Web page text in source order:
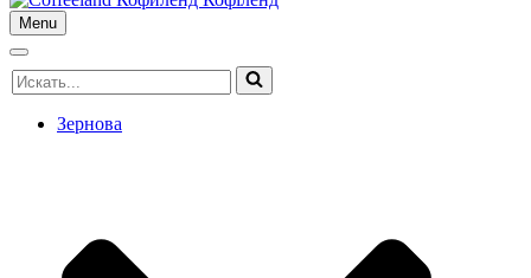
Menu
Меню
Меню
навігації
Шукати...
Зернова